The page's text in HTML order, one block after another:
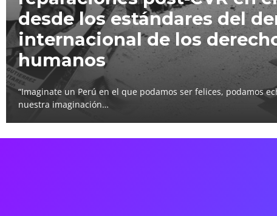
desde los estándares del
internacional de los
humanos
“Imaginate un Perú en el que podamos ser felices, podamos
nuestra imaginación…